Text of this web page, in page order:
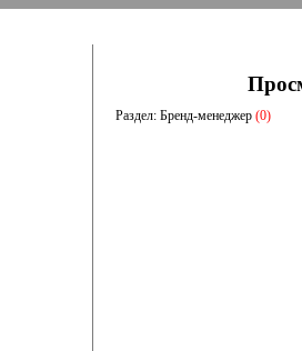
Раздел: Бренд-менеджер (0)